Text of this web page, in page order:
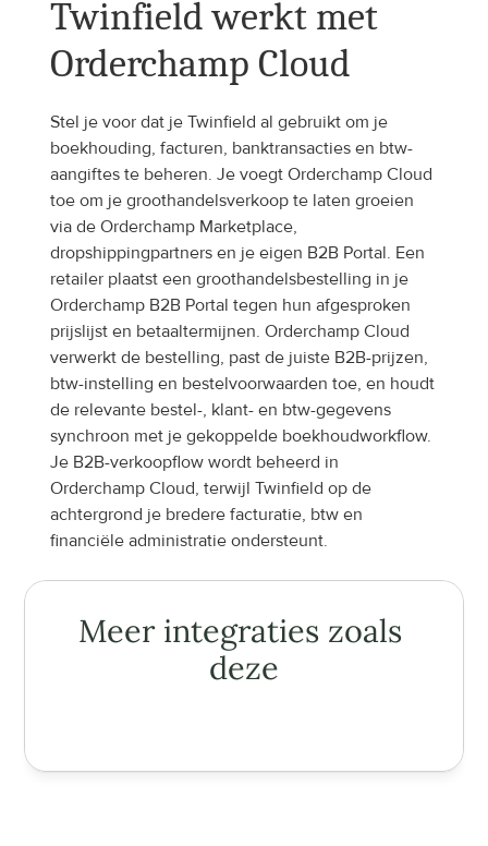
Twinfield werkt met
Orderchamp Cloud
Stel je voor dat je Twinfield al gebruikt om je
boekhouding, facturen, banktransacties en btw-
aangiftes te beheren. Je voegt Orderchamp Cloud
toe om je groothandelsverkoop te laten groeien
via de Orderchamp Marketplace,
dropshippingpartners en je eigen B2B Portal. Een
retailer plaatst een groothandelsbestelling in je
Orderchamp B2B Portal tegen hun afgesproken
prijslijst en betaaltermijnen. Orderchamp Cloud
verwerkt de bestelling, past de juiste B2B-prijzen,
btw-instelling en bestelvoorwaarden toe, en houdt
de relevante bestel-, klant- en btw-gegevens
synchroon met je gekoppelde boekhoudworkflow.
Je B2B-verkoopflow wordt beheerd in
Orderchamp Cloud, terwijl Twinfield op de
achtergrond je bredere facturatie, btw en
financiële administratie ondersteunt.
Meer integraties zoals
deze